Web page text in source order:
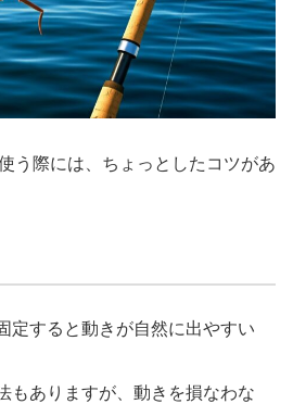
う際には、ちょっとしたコツがあ
定すると動きが自然に出やすい
もありますが、動きを損なわな